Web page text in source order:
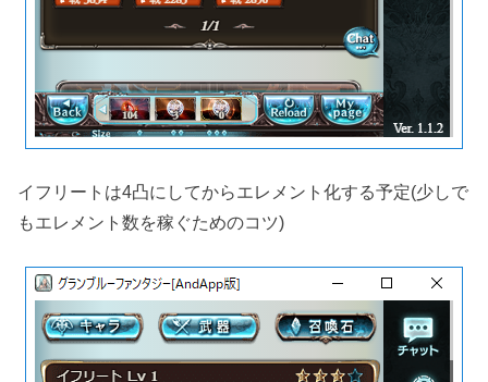
イフリートは4凸にしてからエレメント化する予定(少しで
もエレメント数を稼ぐためのコツ)